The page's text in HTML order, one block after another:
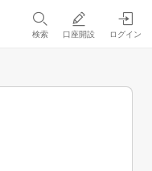
検索 口座開設 ログイン